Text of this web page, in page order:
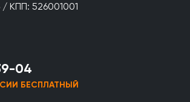
КПП: 526001001
04
БЕСПЛАТНЫЙ